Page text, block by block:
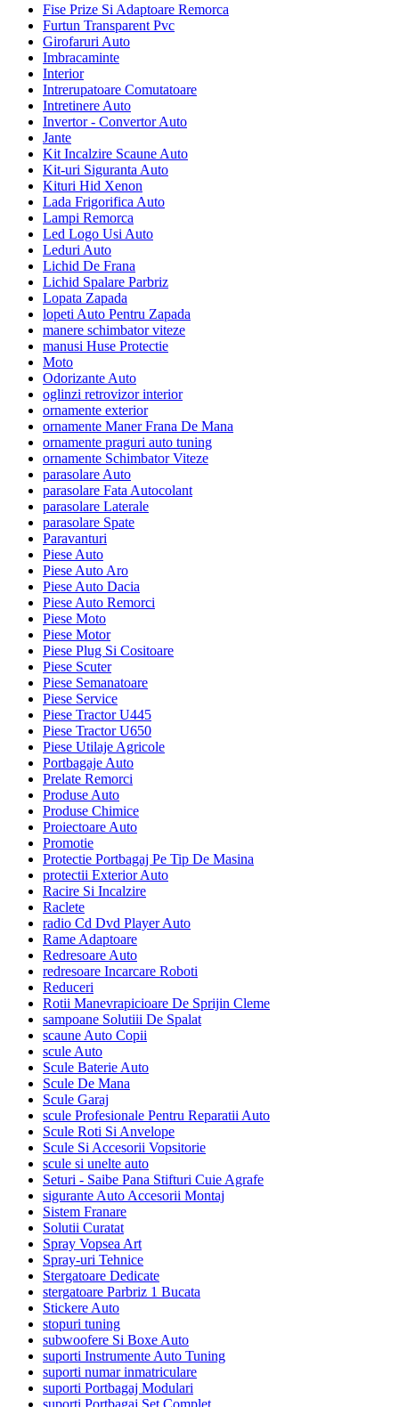
Fise Prize Si Adaptoare Remorca
Furtun Transparent Pvc
Girofaruri Auto
Imbracaminte
Interior
Intrerupatoare Comutatoare
Intretinere Auto
Invertor - Convertor Auto
Jante
Kit Incalzire Scaune Auto
Kit-uri Siguranta Auto
Kituri Hid Xenon
Lada Frigorifica Auto
Lampi Remorca
Led Logo Usi Auto
Leduri Auto
Lichid De Frana
Lichid Spalare Parbriz
Lopata Zapada
lopeti Auto Pentru Zapada
manere schimbator viteze
manusi Huse Protectie
Moto
Odorizante Auto
oglinzi retrovizor interior
ornamente exterior
ornamente Maner Frana De Mana
ornamente praguri auto tuning
ornamente Schimbator Viteze
parasolare Auto
parasolare Fata Autocolant
parasolare Laterale
parasolare Spate
Paravanturi
Piese Auto
Piese Auto Aro
Piese Auto Dacia
Piese Auto Remorci
Piese Moto
Piese Motor
Piese Plug Si Cositoare
Piese Scuter
Piese Semanatoare
Piese Service
Piese Tractor U445
Piese Tractor U650
Piese Utilaje Agricole
Portbagaje Auto
Prelate Remorci
Produse Auto
Produse Chimice
Proiectoare Auto
Promotie
Protectie Portbagaj Pe Tip De Masina
protectii Exterior Auto
Racire Si Incalzire
Raclete
radio Cd Dvd Player Auto
Rame Adaptoare
Redresoare Auto
redresoare Incarcare Roboti
Reduceri
Rotii Manevrapicioare De Sprijin Cleme
sampoane Solutiii De Spalat
scaune Auto Copii
scule Auto
Scule Baterie Auto
Scule De Mana
Scule Garaj
scule Profesionale Pentru Reparatii Auto
Scule Roti Si Anvelope
Scule Si Accesorii Vopsitorie
scule si unelte auto
Seturi - Saibe Pana Stifturi Cuie Agrafe
sigurante Auto Accesorii Montaj
Sistem Franare
Solutii Curatat
Spray Vopsea Art
Spray-uri Tehnice
Stergatoare Dedicate
stergatoare Parbriz 1 Bucata
Stickere Auto
stopuri tuning
subwoofere Si Boxe Auto
suporti Instrumente Auto Tuning
suporti numar inmatriculare
suporti Portbagaj Modulari
suporti Portbagaj Set Complet